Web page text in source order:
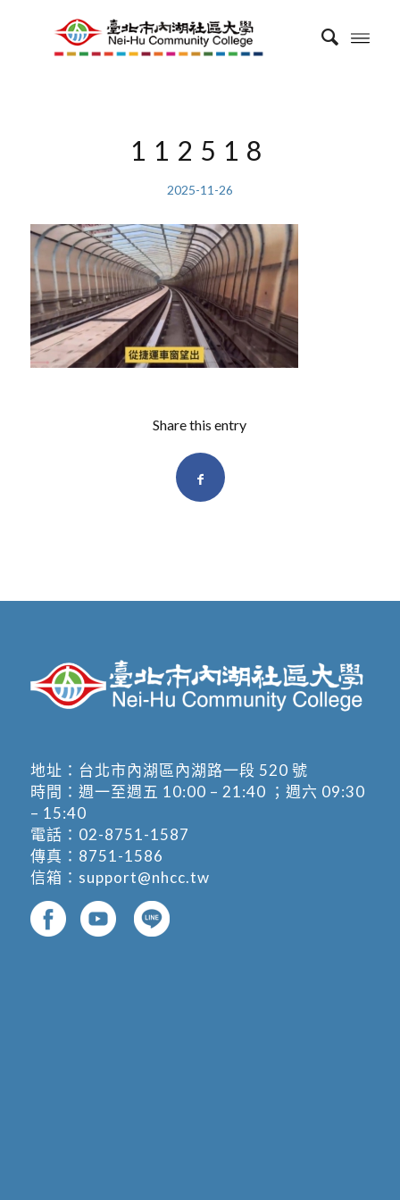
112518
2025-11-26
Share this entry
地址： 台北市內湖區內湖路一段 520 號
時間：週一至週五 10:00 – 21:40 ；週六 09:30
– 15:40
電話： 02-8751-1587
傳真：8751-1586
信箱： support@nhcc.tw